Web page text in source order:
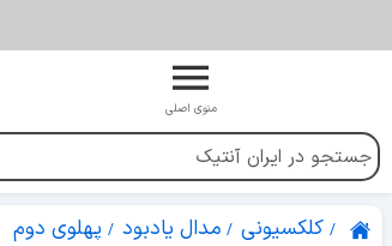
منوی اصلی
کلکسیونی مدال یادبود پهلوی دوم